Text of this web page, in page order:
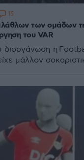
των ομάδων
του VAR
διοργάνωση η
μάλλον
15